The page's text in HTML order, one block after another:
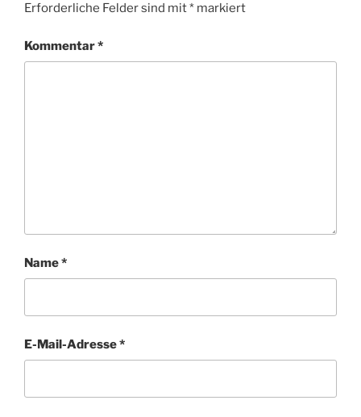
Erforderliche Felder sind mit* markiert
Kommentar*
Name*
E-Mail-Adresse*